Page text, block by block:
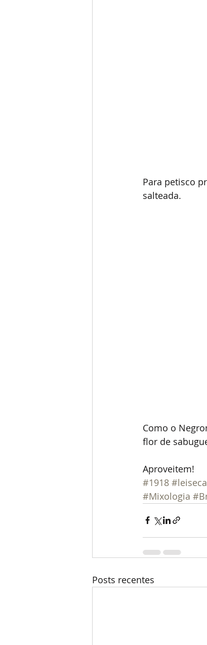
Para petisco
salteada.
Como o
flor de
Aproveitem!
#1918 #leiseca
#Mixologia
Posts recentes